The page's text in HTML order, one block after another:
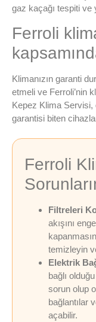
gaz kaçağı tespiti ve
Ferroli
Klimanızın garanti
etmeli ve Ferroli’nin
Kepez Klima Servisi,
garantisi biten
Ferroli
Filtreleri
akışını
temizleyin
Elektrik
bağlı
sorun olup
bağlantılar
açabilir.